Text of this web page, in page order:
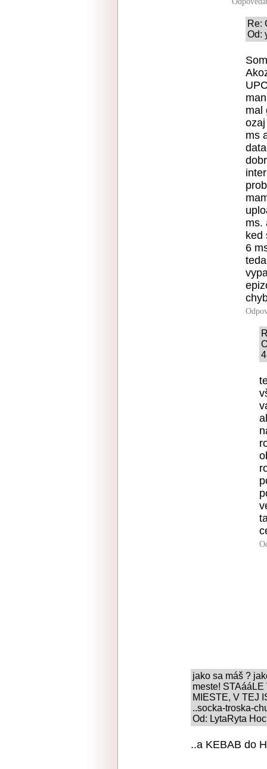
Re:
Od:
mal
ms
ms.
ked
6
jako sa máš ?
meste!
MIESTE, V TEJ
..socka-troska-
Od: LytaRyta
..a KEBAB do